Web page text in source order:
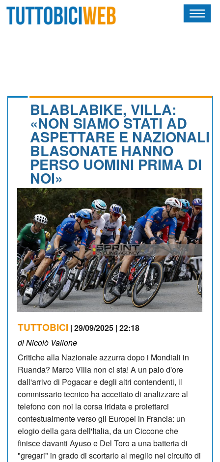
CALENDARIO
ALBI D'ORO
NEWSLETTER
BLABLABIKE, VILLA:
«NON SIAMO STATI AD
ASPETTARE E NAZIONALI
BLASONATE HANNO
PERSO UOMINI PRIMA DI
NOI»
TUTTOBICI | 29/09/2025 | 22:18
di Nicolò Vallone
Critiche alla Nazionale azzurra dopo i Mondiali in
Ruanda? Marco Villa non ci sta! A un paio d'ore
dall'arrivo di Pogacar e degli altri contendenti, il
commissario tecnico ha accettato di analizzare al
telefono con noi la corsa iridata e proiettarci
contestualmente verso gli Europei in Francia: un
elogio della gara dell'Italia, da un Ciccone che
finisce davanti Ayuso e Del Toro a una batteria di
"gregari" in grado di scortarlo al meglio nel circuito di